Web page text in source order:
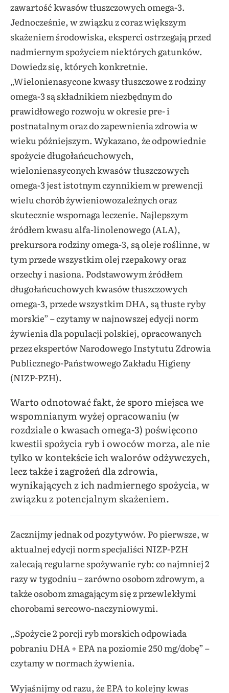
zawartość kwasów tłuszczowych omega-3.
Jednocześnie, w związku z coraz większym
skażeniem środowiska, eksperci ostrzegają przed
nadmiernym spożyciem niektórych gatunków.
Dowiedz się, których konkretnie.
„Wielonienasycone kwasy tłuszczowe z rodziny
omega-3 są składnikiem niezbędnym do
prawidłowego rozwoju w okresie pre- i
postnatalnym oraz do zapewnienia zdrowia w
wieku późniejszym. Wykazano, że odpowiednie
spożycie długołańcuchowych,
wielonienasyconych kwasów tłuszczowych
omega-3 jest istotnym czynnikiem w prewencji
wielu chorób żywieniowozależnych oraz
skutecznie wspomaga leczenie. Najlepszym
źródłem kwasu alfa-linolenowego (ALA),
prekursora rodziny omega-3, są oleje roślinne, w
tym przede wszystkim olej rzepakowy oraz
orzechy i nasiona. Podstawowym źródłem
długołańcuchowych kwasów tłuszczowych
omega-3, przede wszystkim DHA, są tłuste ryby
morskie” – czytamy w najnowszej edycji norm
żywienia dla populacji polskiej, opracowanych
przez ekspertów Narodowego Instytutu Zdrowia
Publicznego-Państwowego Zakładu Higieny
(NIZP-PZH).
Warto odnotować fakt, że sporo miejsca we
wspomnianym wyżej opracowaniu (w
rozdziale o kwasach omega-3) poświęcono
kwestii spożycia ryb i owoców morza, ale nie
tylko w kontekście ich walorów odżywczych,
lecz także i zagrożeń dla zdrowia,
wynikających z ich nadmiernego spożycia, w
związku z potencjalnym skażeniem.
Zacznijmy jednak od pozytywów. Po pierwsze, w
aktualnej edycji norm specjaliści NIZP-PZH
zalecają regularne spożywanie ryb: co najmniej 2
razy w tygodniu – zarówno osobom zdrowym, a
także osobom zmagającym się z przewlekłymi
chorobami sercowo-naczyniowymi.
„Spożycie 2 porcji ryb morskich odpowiada
pobraniu DHA + EPA na poziomie 250 mg/dobę” –
czytamy w normach żywienia.
Wyjaśnijmy od razu, że EPA to kolejny kwas